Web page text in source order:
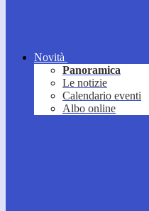
Novità
Panoramica
Le notizie
Calendario eventi
Albo online